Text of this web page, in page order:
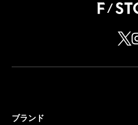
ブランド